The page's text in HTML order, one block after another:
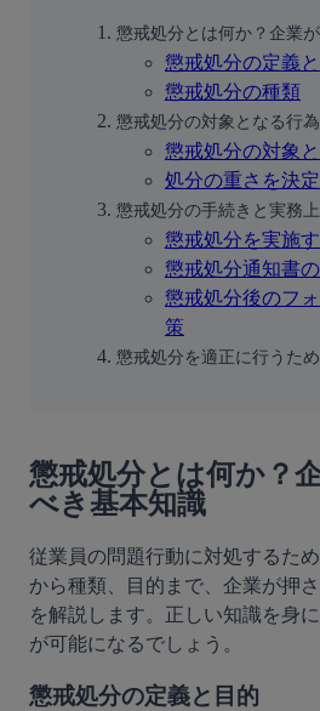
懲戒処分とは何か？企業
懲戒処分の定義
懲戒処分の種類
懲戒処分の対象となる行
懲戒処分の対象
処分の重さを決
懲戒処分の手続きと実務
懲戒処分を実施
懲戒処分通知書
懲戒処分後のフ
策
懲戒処分を適正に行うた
懲戒処分とは何か？
べき基本知識
従業員の問題行動に対処するた
から種類、目的まで、企業が押
を解説します。正しい知識を身
が可能になるでしょう。
懲戒処分の定義と目的